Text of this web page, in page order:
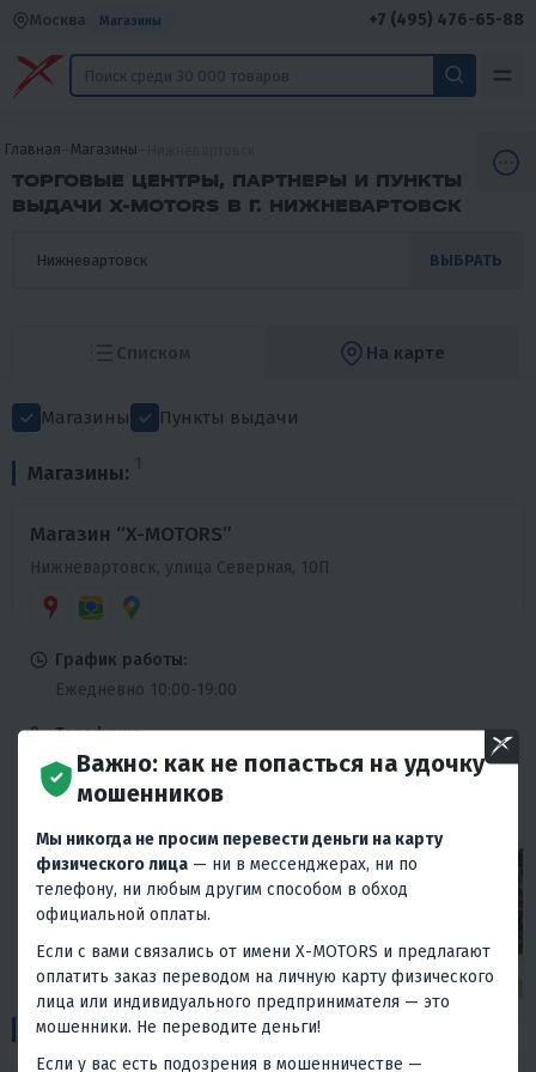
Москва Магазины +7 (495) 476-65-88
Главная Магазины
ТОРГОВЫЕ ЦЕНТРЫ, ПАРТНЕРЫ И ПУНКТЫ
ВЫДАЧИ X-MOTORS В Г. НИЖНЕВАРТОВСК
ВЫБРАТЬ
Списком На карте
Магазины Пункты выдачи
Магазины: 1
Магазин “X-MOTORS”
Нижневартовск, улица Северная, 10П
График работы:
Ежедневно 10:00-19:00
Телефоны:
+7 (3466) 640-640
Ежедневно 10:00-19:00
Пункты выдачи: 1
Важно: как не попасться на удочку
мошенников
Мы никогда не просим перевести деньги на карту
физического лица — ни в мессенджерах, ни по
телефону, ни любым другим способом в обход
официальной оплаты.
Если с вами связались от имени X-MOTORS и предлагают
оплатить заказ переводом на личную карту физического
лица или индивидуального предпринимателя — это
мошенники. Не переводите деньги!
Если у вас есть подозрения в мошенничестве —